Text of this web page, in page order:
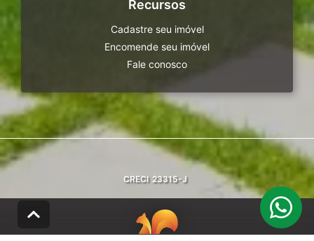
Recursos
Cadastre seu imóvel
Encomende seu imóvel
Fale conosco
CRECI 23315-J